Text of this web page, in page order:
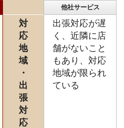
他社サービス
対
応
地
域
・
出
張
対
応
出張対応が遅
く、近隣に店
舗がないこと
もあり、対応
地域が限られ
ている